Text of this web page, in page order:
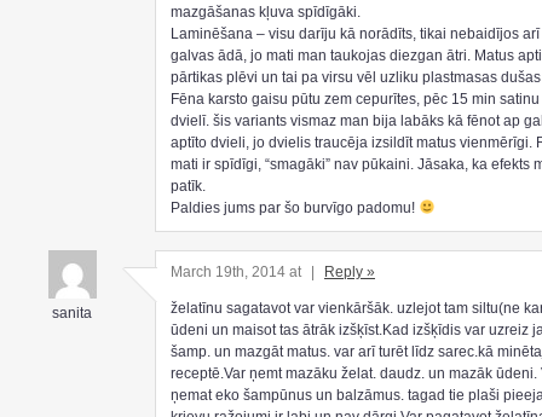
mazgāšanas kļuva spīdīgāki.
Laminēšana – visu darīju kā norādīts, tikai nebaidījos
galvas ādā, jo mati man taukojas diezgan ātri. Matus
pārtikas plēvi un tai pa virsu vēl uzliku plastmasas
Fēna karsto gaisu pūtu zem cepurītes, pēc 15 min
dvielī. šis variants vismaz man bija labāks kā fēnot ap
aptīto dvieli, jo dvielis traucēja izsildīt matus vienmērīgi.
mati ir spīdīgi, “smagāki” nav pūkaini. Jāsaka, ka efekts
patīk.
Paldies jums par šo burvīgo padomu!
sanita
March 19th, 2014 at | Reply »
želatīnu sagatavot var vienkāršāk. uzlejot tam siltu(ne
ūdeni un maisot tas ātrāk izšķīst.Kad izšķīdis var uzreiz
šamp. un mazgāt matus. var arī turēt līdz sarec.kā
receptē.Var ņemt mazāku želat. daudz. un mazāk ūdeni.
ņemat eko šampūnus un balzāmus. tagad tie plaši